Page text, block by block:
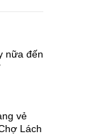
nữa đến
vẻ
Lách